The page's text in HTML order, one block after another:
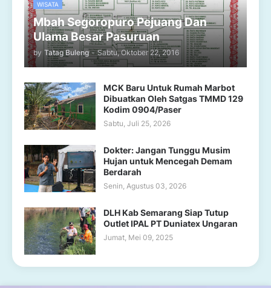
WISATA
Mbah Segoropuro Pejuang Dan
Ulama Besar Pasuruan
by Tatag Buleng - Sabtu, Oktober 22, 2016
MCK Baru Untuk Rumah Marbot
Dibuatkan Oleh Satgas TMMD 129
Kodim 0904/Paser
Sabtu, Juli 25, 2026
Dokter: Jangan Tunggu Musim
Hujan untuk Mencegah Demam
Berdarah
Senin, Agustus 03, 2026
DLH Kab Semarang Siap Tutup
Outlet IPAL PT Duniatex Ungaran
Jumat, Mei 09, 2025